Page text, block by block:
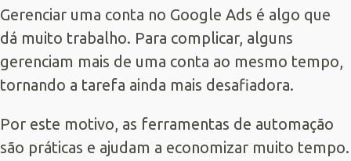
Gerenciar uma conta no Google Ads é algo que
dá muito trabalho. Para complicar, alguns
gerenciam mais de uma conta ao mesmo tempo,
tornando a tarefa ainda mais desafiadora.
Por este motivo, as ferramentas de automação
são práticas e ajudam a economizar muito tempo.